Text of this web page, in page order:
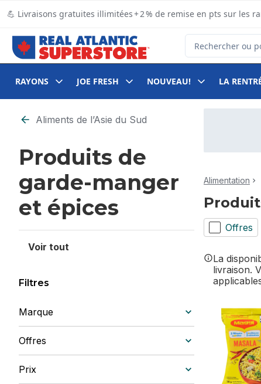
💪 Livraisons gratuites illimitées + 2 % de remise en pts sur les
Rechercher des
RAYONS JOE FRESH NOUVEAU! LA
Passer au filtrage du contenu
Aliments de l’Asie du Sud
Produits de
garde-manger
et épices
Voir tout
Filtres
Marque
Offres
Prix
Alimentation
Offres
La
livraison.